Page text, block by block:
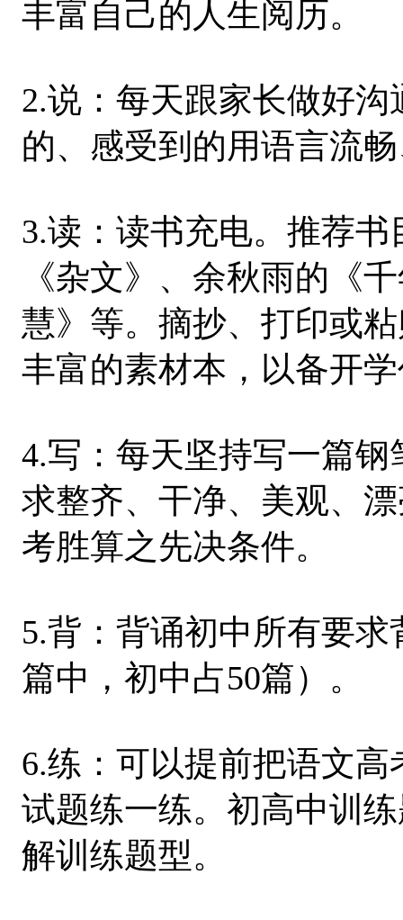
丰富自己的人生阅历。
2.说：每天跟家长做好
的、感受到的用语言流
3.读：读书充电。推荐
《杂文》、余秋雨的《
慧》等。摘抄、打印或
丰富的素材本，以备开
4.写：每天坚持写一篇
求整齐、干净、美观、
考胜算之先决条件。
5.背：背诵初中所有要
篇中，初中占50篇）。
6.练：可以提前把语文
试题练一练。初高中训
解训练题型。